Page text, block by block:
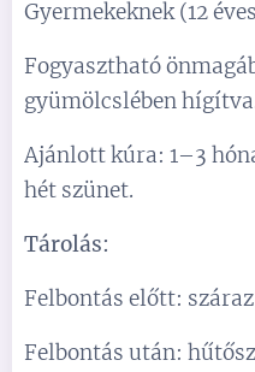
Gyermekeknek (12
Fogyasztható
gyümölcslében
Ajánlott kúra: 1–3
hét szünet.
Tárolás:
Felbontás előtt:
Felbontás után: